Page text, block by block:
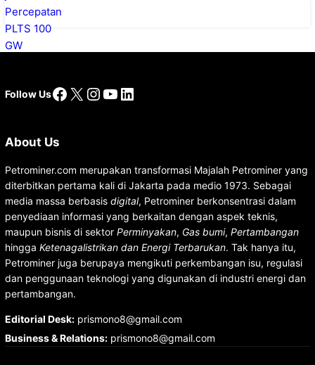
Follow UsFacebook
X Instagram
YouTube
LinkedIn
About Us
Petrominer.com merupakan transformasi Majalah Petrominer yang
diterbitkan pertama kali di Jakarta pada medio 1973. Sebagai
media massa berbasis digital, Petrominer berkonsentrasi dalam
penyediaan informasi yang berkaitan dengan aspek teknis,
maupun bisnis di sektor Perminyakan, Gas bumi, Pertambangan
hingga Ketenagalistrikan dan Energi Terbarukan. Tak hanya itu,
Petrominer juga berupaya mengikuti perkembangan isu, regulasi
dan penggunaan teknologi yang digunakan di industri energi dan
pertambangan.
Editorial Desk:prismono8@gmail.com
Business & Relations:prismono8@gmail.com